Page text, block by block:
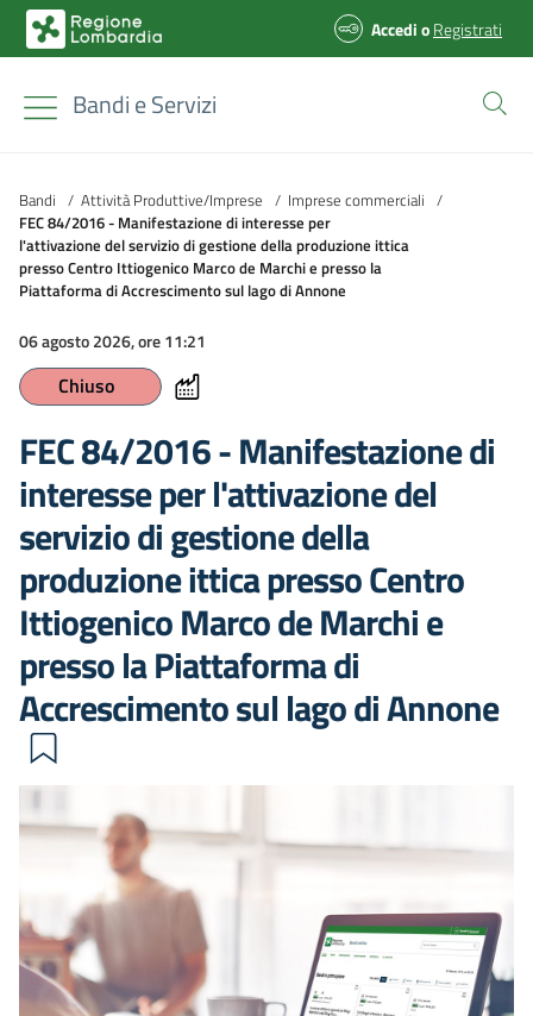
AccedioRegistrati
Bandi e Servizi
Bandi / Attività Produttive/Imprese / Imprese commerciali /
FEC 84/2016 - Manifestazione di interesse per
l'attivazione del servizio di gestione della produzione ittica
presso Centro Ittiogenico Marco de Marchi e presso la
Piattaforma di Accrescimento sul lago di Annone
06 agosto 2026, ore 11:21
Chiuso
FEC 84/2016 - Manifestazione di
interesse per l'attivazione del
servizio di gestione della
produzione ittica presso Centro
Ittiogenico Marco de Marchi e
presso la Piattaforma di
Accrescimento sul lago di Annone